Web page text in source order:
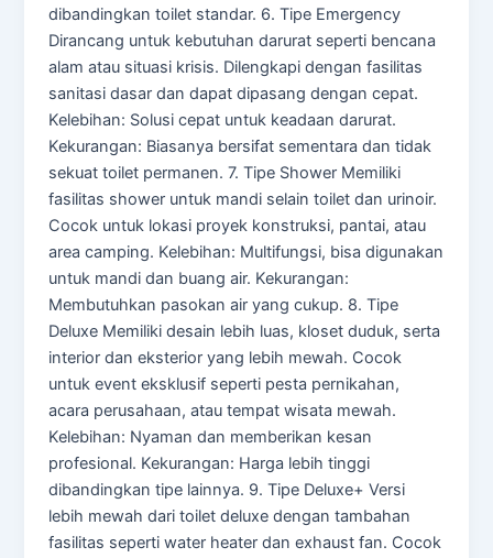
dibandingkan toilet standar. 6. Tipe Emergency
Dirancang untuk kebutuhan darurat seperti bencana
alam atau situasi krisis. Dilengkapi dengan fasilitas
sanitasi dasar dan dapat dipasang dengan cepat.
Kelebihan: Solusi cepat untuk keadaan darurat.
Kekurangan: Biasanya bersifat sementara dan tidak
sekuat toilet permanen. 7. Tipe Shower Memiliki
fasilitas shower untuk mandi selain toilet dan urinoir.
Cocok untuk lokasi proyek konstruksi, pantai, atau
area camping. Kelebihan: Multifungsi, bisa digunakan
untuk mandi dan buang air. Kekurangan:
Membutuhkan pasokan air yang cukup. 8. Tipe
Deluxe Memiliki desain lebih luas, kloset duduk, serta
interior dan eksterior yang lebih mewah. Cocok
untuk event eksklusif seperti pesta pernikahan,
acara perusahaan, atau tempat wisata mewah.
Kelebihan: Nyaman dan memberikan kesan
profesional. Kekurangan: Harga lebih tinggi
dibandingkan tipe lainnya. 9. Tipe Deluxe+ Versi
lebih mewah dari toilet deluxe dengan tambahan
fasilitas seperti water heater dan exhaust fan. Cocok